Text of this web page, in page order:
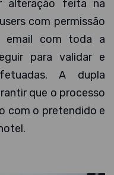
alteração feita na
com permissão
email com toda a
para validar e
A dupla
que o processo
com o pretendido e